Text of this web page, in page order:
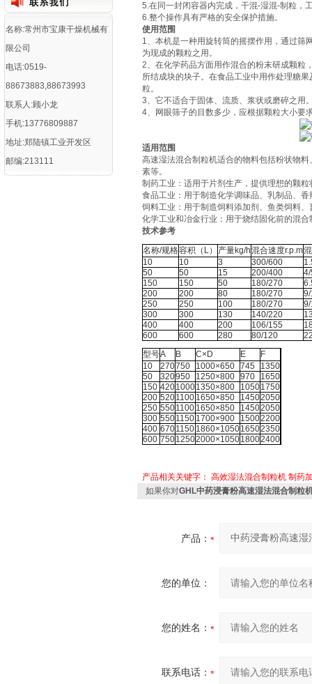
名称:常州市宝康干燥机械有
限公司
电话:0519-
88673883,88673993
联系人:顾小龙
手机:13776809887
地址:郑陆镇工业开发区
邮编:213111
5.在同一封闭容器内完成，干混-湿混-制粒，
6.整个操作具有严格的安全保护措施。
使用范围
1、本机是一种用旋转筒的摇摆作用，通过筛
为现成的颗粒之用。
2、在化学药品方面用作混合的粉末研成颗粒
所结成块的块子。在食品工业中用作处理糖
粒。
3、它不适合于固体、流质、浆状或磨碎之用
4、网眼筛子的目数多少，应根据颗粒大小要
适用范围
高速湿法混合制粒机适合的物料包括粉状物
素等。
制药工业‌：适用于片剂生产，提供理想的颗粒
食品工业‌：用于制造化学调味品、乳制品、
饲料工业‌：用于制造饲料添加剂、鱼类饲料、
化学工业和冶金行业‌：用于烧结固化前的混
技术参考
名称/规格容积（L） 产量kg/h混合速度r.p.m
10
10 3 300/600
50
50 15 200/400
4/
150
150 50 180/270
200
200 80 180/270
9/
250
250 100 180/270
9/
300
300 130 140/220
400
400 200 106/155
600
600 280 80/120
型号A B C×D E
F
10
270750 1000×650 745
1350
50
320950 1250×800 970
1650
150 42010001350×800 10501750
200 5201100 1650×850 14502050
250 5501100 1650×850 14502050
300 5501150 1700×900 15002200
400 6701150 1860×105016502350
600 75012502000×105018002400
产品相关关键字： 高效湿法混合制粒机 制药
如果你对GHL中药浸膏粉高速湿法混合制粒
产品：
您的单位：
您的姓名：
联系电话：